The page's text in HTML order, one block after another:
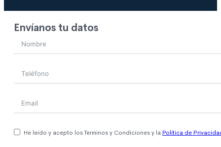
Envíanos tu datos
He leído y acepto los Terminos y Condiciones y la Política de